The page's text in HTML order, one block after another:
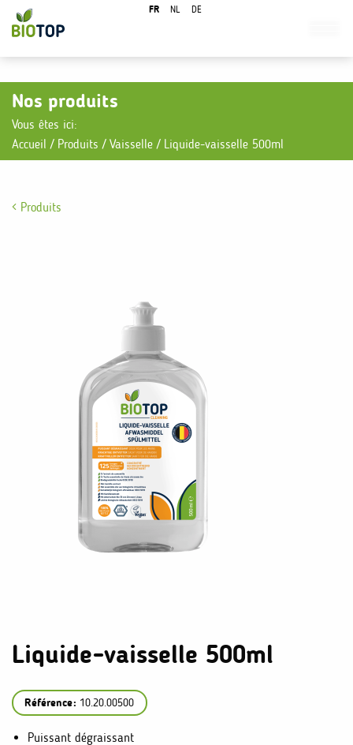
FR NL DE
Nos produits
Vous êtes ici:
Accueil / Produits/ Vaisselle/ Liquide-vaisselle 500ml
Produits
Liquide-vaisselle 500ml
Référence: 10.20.00500
Puissant dégraissant